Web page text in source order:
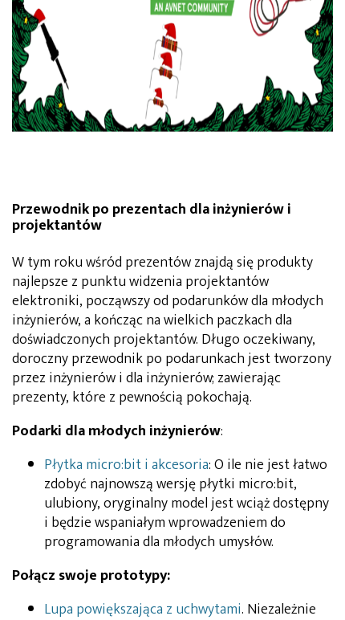
Przewodnik po prezentach dla inżynierów i
projektantów
W tym roku wśród prezentów znajdą się produkty
najlepsze z punktu widzenia projektantów
elektroniki, począwszy od podarunków dla młodych
inżynierów, a kończąc na wielkich paczkach dla
doświadczonych projektantów. Długo oczekiwany,
doroczny przewodnik po podarunkach jest tworzony
przez inżynierów i dla inżynierów; zawierając
prezenty, które z pewnością pokochają.
Podarki dla młodych inżynierów:
Płytka micro:bit i akcesoria: O ile nie jest łatwo
zdobyć najnowszą wersję płytki micro:bit,
ulubiony, oryginalny model jest wciąż dostępny
i będzie wspaniałym wprowadzeniem do
programowania dla młodych umysłów.
Połącz swoje prototypy:
Lupa powiększająca z uchwytami. Niezależnie